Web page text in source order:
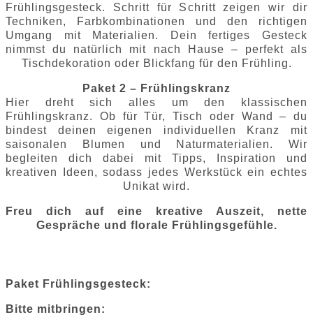
Frühlingsgesteck. Schritt für Schritt zeigen wir dir
Techniken, Farbkombinationen und den richtigen
Umgang mit Materialien. Dein fertiges Gesteck
nimmst du natürlich mit nach Hause – perfekt als
Tischdekoration oder Blickfang für den Frühling.
Paket 2 – Frühlingskranz
Hier dreht sich alles um den klassischen
Frühlingskranz. Ob für Tür, Tisch oder Wand – du
bindest deinen eigenen individuellen Kranz mit
saisonalen Blumen und Naturmaterialien. Wir
begleiten dich dabei mit Tipps, Inspiration und
kreativen Ideen, sodass jedes Werkstück ein echtes
Unikat wird.
Freu dich auf eine kreative Auszeit, nette
Gespräche und florale Frühlingsgefühle.
Paket Frühlingsgesteck:
Bitte mitbringen: